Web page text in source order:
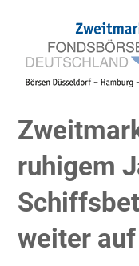
ruhigem
weiter